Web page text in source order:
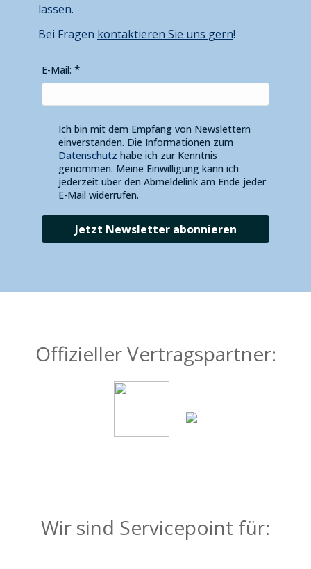
lassen.
Bei Fragen kontaktieren Sie uns gern!
E-Mail:
Ich bin mit dem Empfang von Newslettern
einverstanden. Die Informationen zum
Datenschutz habe ich zur Kenntnis
genommen. Meine Einwilligung kann ich
jederzeit über den Abmeldelink am Ende jeder
E-Mail widerrufen.
Jetzt Newsletter abonnieren
Offizieller Vertragspartner:
Wir sind Servicepoint für: